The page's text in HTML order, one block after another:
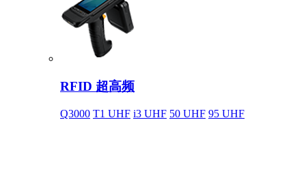
RFID 超高频
Q3000 T1 UHF i3 UHF 50 UHF 95 UHF